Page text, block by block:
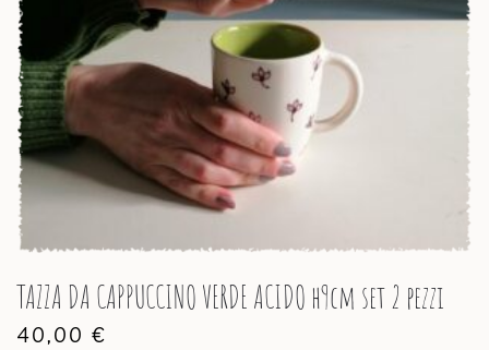
TAZZA DA CAPPUCCINO VERDE ACIDO h9cm set 2 pezzi
40,00 €